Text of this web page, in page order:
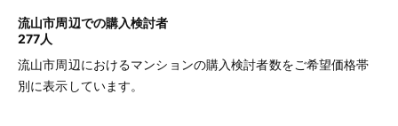
流山市周辺での購入検討者
277人
流山市周辺におけるマンションの購入検討者数をご希望価格帯
別に表示しています。